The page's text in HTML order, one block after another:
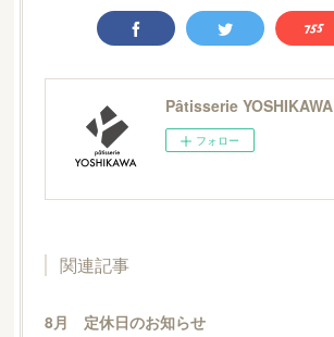
Pâtisserie YOSHIKAWA
フォロー
関連記事
8月 定休日のお知らせ